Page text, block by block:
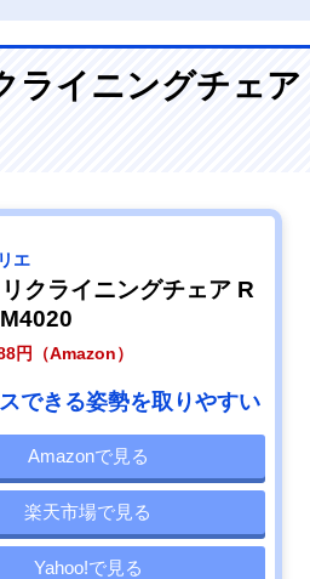
ライニングチェア
エ
クライニングチェア R
円（Amazon）
できる姿勢を取りやすい
Amazonで見る
楽天市場で見る
Yahoo!で見る